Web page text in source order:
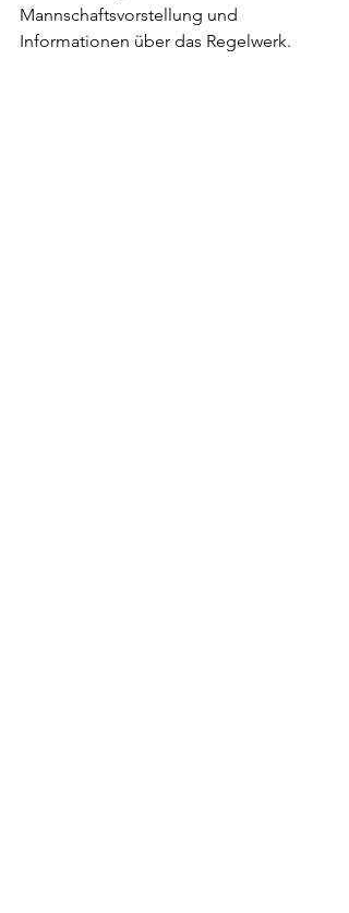
Mannschaftsvorstellung und
Informationen über das Regelwerk.